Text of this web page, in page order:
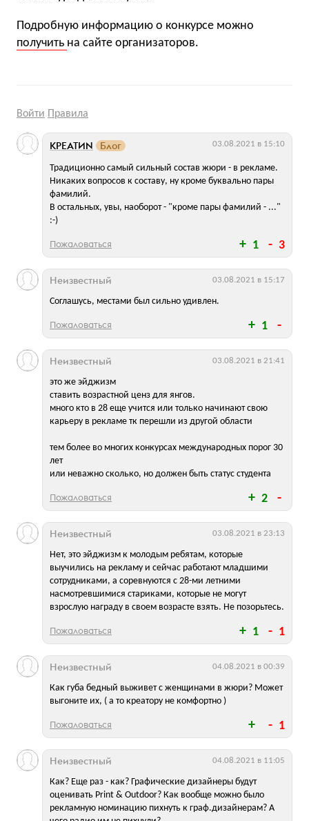
Подробную информацию о конкурсе можно
получить на сайте организаторов.
Войти Правила
1 3
Традиционно самый сильный состав жюри - в рекламе.
Никаких вопросов к составу, ну кроме буквально пары
фамилий.
В остальных, увы, наоборот - "кроме пары фамилий - ..."
:-)
КРЕАТИN Блог 03.08.2021 в 15:10
Пожаловаться
1
Соглашусь, местами был сильно удивлен.
Неизвестный 03.08.2021 в 15:17
Пожаловаться
2
это же эйджизм
ставить возрастной ценз для янгов.
много кто в 28 еще учится или только начинают свою
карьеру в рекламе тк перешли из другой области
тем более во многих конкурсах международных порог 30
лет
или неважно сколько, но должен быть статус студента
Неизвестный 03.08.2021 в 21:41
Пожаловаться
1 1
Нет, это эйджизм к молодым ребятам, которые
выучились на рекламу и сейчас работают младшими
сотрудниками, а соревнуются с 28-ми летними
насмотревшимися стариками, которые не могут
взрослую награду в своем возрасте взять. Не позорьтесь.
Неизвестный 03.08.2021 в 23:13
Пожаловаться
1
Как губа бедный выживет с женщинами в жюри? Может
выгоните их, ( а то креатору не комфортно )
Неизвестный 04.08.2021 в 00:39
Пожаловаться
Как? Еще раз - как? Графические дизайнеры будут
оценивать Print & Outdoor? Как вообще можно было
рекламную номинацию пихнуть к граф.дизайнерам? А
Неизвестный 04.08.2021 в 11:05